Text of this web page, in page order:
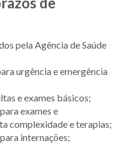
pela Agência de Saúde
urgência e emergência
e exames básicos;
exames e
complexidade e terapias;
internações;